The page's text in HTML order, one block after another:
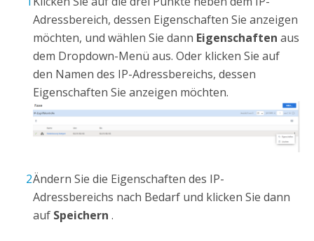
Adressbereich, dessen Eigenschaften Sie anzeigen
möchten, und wählen Sie dann Eigenschaften aus
dem Dropdown-Menü aus. Oder klicken Sie auf
den Namen des IP-Adressbereichs, dessen
Eigenschaften Sie anzeigen möchten.
Ändern Sie die Eigenschaften des IP-
Adressbereichs nach Bedarf und klicken Sie dann
auf Speichern .